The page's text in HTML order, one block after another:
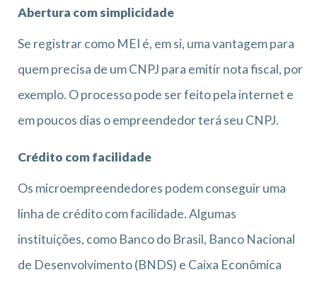
Abertura com simplicidade
Se registrar como MEI é, em si, uma vantagem para
quem precisa de um CNPJ para emitir nota fiscal, por
exemplo. O processo pode ser feito pela internet e
em poucos dias o empreendedor terá seu CNPJ.
Crédito com facilidade
Os microempreendedores podem conseguir uma
linha de crédito com facilidade. Algumas
instituições, como Banco do Brasil, Banco Nacional
de Desenvolvimento (BNDS) e Caixa Econômica